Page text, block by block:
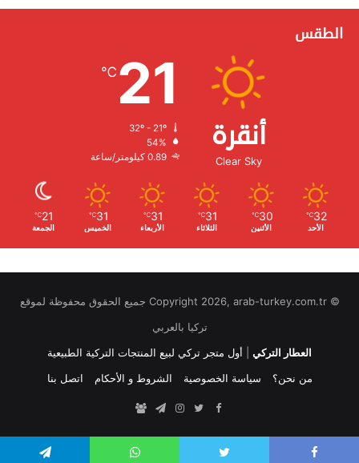
الطقس
أنقرة
Clear Sky
21
℃
الرطوبة:
الرياح:
32
℃
الأحد
30
℃
الأثنين
31
℃
الثلاثاء
31
℃
الأربعاء
31
℃
الخميس
21
℃
الجمعة
© Copyright 2026, arab-turkey.com.tr جميع الحقوق محفوظة لموقع
تركيا بالعربي
العطار التركي
أول متجر تركي لبيع المنتجات التركية الطبيعية
من نحن؟
سياسة الخصوصية الشروط و الأحكام اتصل بنا